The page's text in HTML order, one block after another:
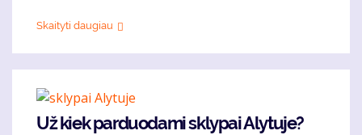
Skaityti daugiau
Už kiek parduodami sklypai Alytuje?